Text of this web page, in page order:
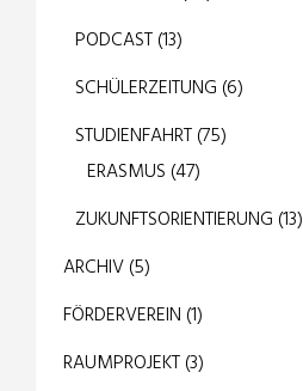
PODCAST(13)
SCHÜLERZEITUNG (6)
STUDIENFAHRT(75)
ERASMUS (47)
ZUKUNFTSORIENTIERUNG (13)
ARCHIV(5)
FÖRDERVEREIN (1)
RAUMPROJEKT(3)